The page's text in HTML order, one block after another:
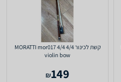
קשת לכינור 4/4 MORATTI mor017 4/4
violin bow
149
₪